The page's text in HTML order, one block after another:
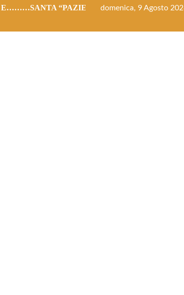
E………SANTA “PAZIENZA”!!domenica, 9 Agosto